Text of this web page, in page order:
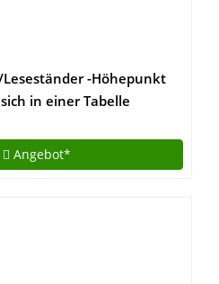
Leseständer -Höhepunkt
in einer Tabelle
Angebot*